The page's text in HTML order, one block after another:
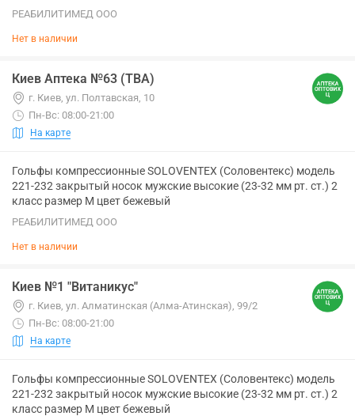
РЕАБИЛИТИМЕД ООО
Нет в наличии
Киев Аптека №63 (ТВА)
г. Киев, ул. Полтавская, 10
Пн-Вс: 08:00-21:00
На карте
Гольфы компрессионные SOLOVENTEX (Соловентекс) модель
221-232 закрытый носок мужские высокие (23-32 мм рт. ст.) 2
класс размер M цвет бежевый
РЕАБИЛИТИМЕД ООО
Нет в наличии
Киев №1 "Витаникус"
г. Киев, ул. Алматинская (Алма-Атинская), 99/2
Пн-Вс: 08:00-21:00
На карте
Гольфы компрессионные SOLOVENTEX (Соловентекс) модель
221-232 закрытый носок мужские высокие (23-32 мм рт. ст.) 2
класс размер M цвет бежевый